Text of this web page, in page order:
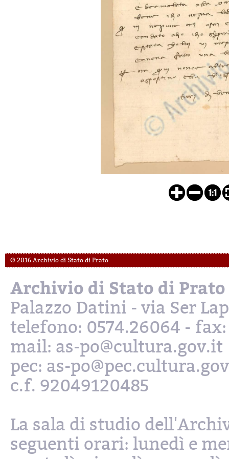
© 2016 Archivio di Stato di Prato
Archivio di Stato di Prato
Palazzo Datini - via Ser
telefono: 0574.26064 - fax:
mail: as-po@cultura.gov.it
pec: as-
c.f. 92049120485
La sala di studio
seguenti orari: lunedì e